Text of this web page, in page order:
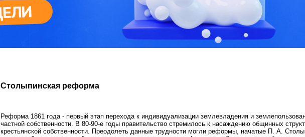
Столыпинская реформа
Реформа 1861 года - первый этап перехода к индивидуализации землевладения и
частной собственности. В 80-90-е годы правительство стремилось к насаждению общинных
крестьянской собственности. Преодолеть данные трудности могли реформы, начатые П. А.